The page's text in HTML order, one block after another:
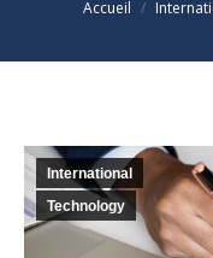
Vous êtes ici :
Accueil
International
Technology